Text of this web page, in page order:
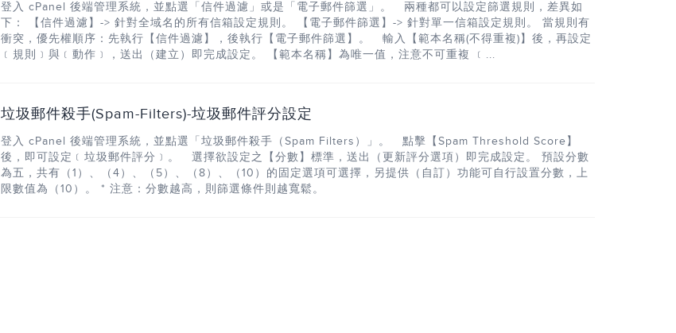
登入 cPanel 後端管理系統，並點選「信件過濾」或是「電子郵件篩選」。 兩種都可以設定篩選規則，差異如
下： 【信件過濾】-> 針對全域名的所有信箱設定規則。 【電子郵件篩選】-> 針對單一信箱設定規則。 當規則有
衝突，優先權順序：先執行【信件過濾】，後執行【電子郵件篩選】。 輸入【範本名稱(不得重複)】後，再設定
﹝規則﹞與﹝動作﹞，送出（建立）即完成設定。 【範本名稱】為唯一值，注意不可重複 ﹝...
垃圾郵件殺手(Spam-Filters)-垃圾郵件評分設定
登入 cPanel 後端管理系統，並點選「垃圾郵件殺手（Spam Filters）」。 點擊【Spam Threshold Score】
後，即可設定﹝垃圾郵件評分﹞。 選擇欲設定之【分數】標準，送出（更新評分選項）即完成設定。 預設分數
為五，共有（1）、（4）、（5）、（8）、（10）的固定選項可選擇，另提供（自訂）功能可自行設置分數，上
限數值為（10）。 * 注意：分數越高，則篩選條件則越寬鬆。